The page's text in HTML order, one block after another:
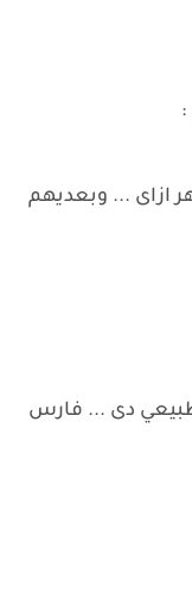
:
ازاى ... وبعديهم
دى ... فارس